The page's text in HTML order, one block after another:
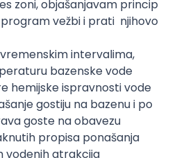
zoni, objašanjavam princip
vežbi i prati njihovo
intervalima,
bazenske vode
hemijske ispravnosti vode
gostiju na bazenu i po
goste na obavezu
propisa ponašanja
vodenih atrakcija